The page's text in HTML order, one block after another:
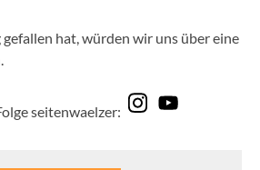
hat, würden wir uns über eine
seitenwaelzer: